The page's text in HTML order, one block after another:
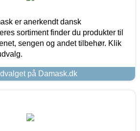
er anerkendt dansk
sortiment finder du produkter til
sengen og andet tilbehør. Klik
på Damask.dk